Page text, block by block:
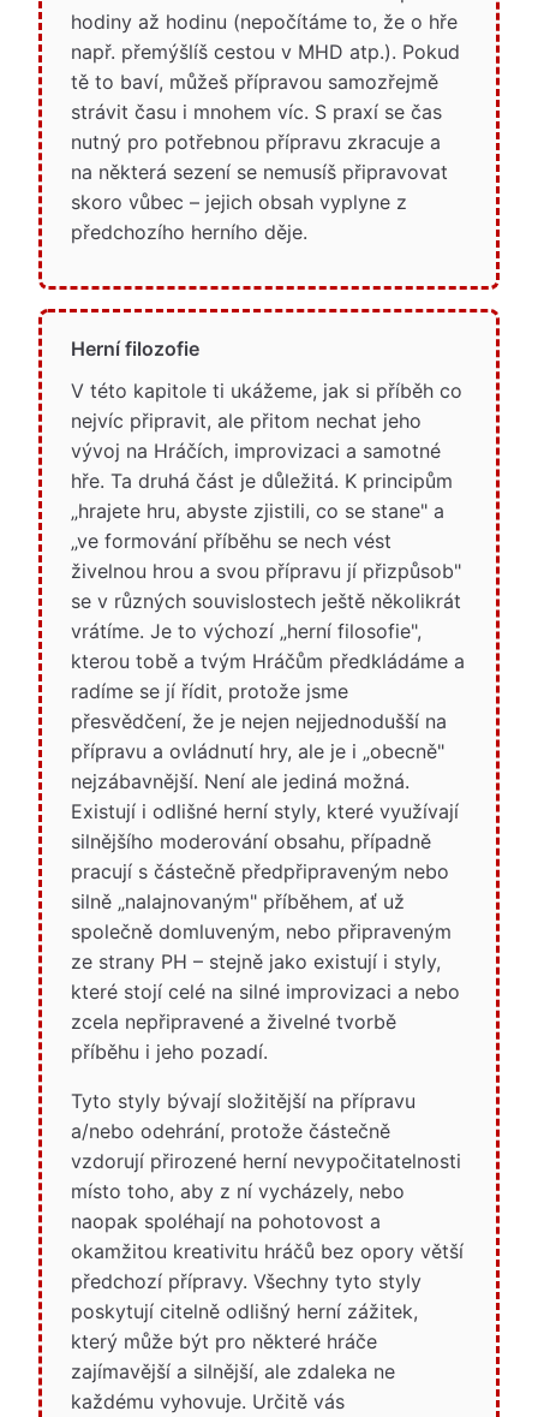
hodiny až hodinu (nepočítáme to, že o hře
např. přemýšlíš cestou v MHD atp.). Pokud
tě to baví, můžeš přípravou samozřejmě
strávit času i mnohem víc. S praxí se čas
nutný pro potřebnou přípravu zkracuje a
na některá sezení se nemusíš připravovat
skoro vůbec – jejich obsah vyplyne z
předchozího herního děje.
Herní filozofie
V této kapitole ti ukážeme, jak si příběh co
nejvíc připravit, ale přitom nechat jeho
vývoj na Hráčích, improvizaci a samotné
hře. Ta druhá část je důležitá. K principům
„hrajete hru, abyste zjistili, co se stane" a
„ve formování příběhu se nech vést
živelnou hrou a svou přípravu jí přizpůsob"
se v různých souvislostech ještě několikrát
vrátíme. Je to výchozí „herní filosofie",
kterou tobě a tvým Hráčům předkládáme a
radíme se jí řídit, protože jsme
přesvědčení, že je nejen nejjednodušší na
přípravu a ovládnutí hry, ale je i „obecně"
nejzábavnější. Není ale jediná možná.
Existují i odlišné herní styly, které využívají
silnějšího moderování obsahu, případně
pracují s částečně předpřipraveným nebo
silně „nalajnovaným" příběhem, ať už
společně domluveným, nebo připraveným
ze strany PH – stejně jako existují i styly,
které stojí celé na silné improvizaci a nebo
zcela nepřipravené a živelné tvorbě
příběhu i jeho pozadí.
Tyto styly bývají složitější na přípravu
a/nebo odehrání, protože částečně
vzdorují přirozené herní nevypočitatelnosti
místo toho, aby z ní vycházely, nebo
naopak spoléhají na pohotovost a
okamžitou kreativitu hráčů bez opory větší
předchozí přípravy. Všechny tyto styly
poskytují citelně odlišný herní zážitek,
který může být pro některé hráče
zajímavější a silnější, ale zdaleka ne
každému vyhovuje. Určitě vás